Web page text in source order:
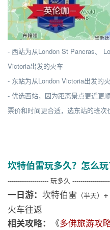
- 西站为从London St Pancras、
Victoria出发的火车
- 东站为从London Victoria出发的
- 优选西站，因为距离景点更近更
票价和时间更合适，选东站的班次
坎特伯雷玩多久？怎么玩
-------------------- 玩多久
一日游： 坎特伯雷 （半天）
火车往返
相关攻略： 《多佛旅游攻